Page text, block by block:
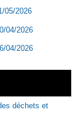
05/2026
04/2026
04/2026
déchets et